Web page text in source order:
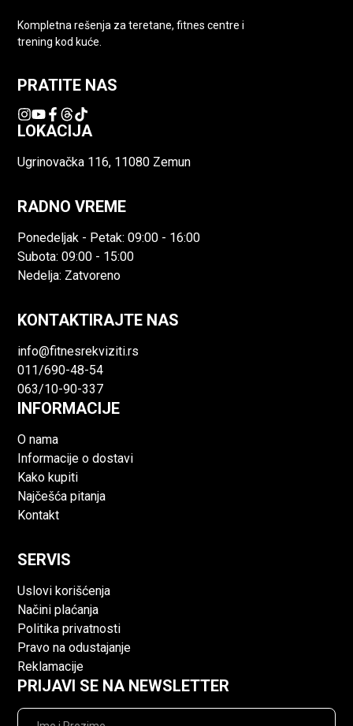
Kompletna rešenja za teretane, fitnes centre i
trening kod kuće.
PRATITE NAS
LOKACIJA
Ugrinovačka 116, 11080 Zemun
RADNO VREME
Ponedeljak - Petak: 09:00 - 16:00
Subota: 09:00 - 15:00
Nedelja: Zatvoreno
KONTAKTIRAJTE NAS
info@fitnesrekviziti.rs
011/690-48-54
063/10-90-337
INFORMACIJE
O nama
Informacije o dostavi
Kako kupiti
Najčešća pitanja
Kontakt
SERVIS
Uslovi korišćenja
Načini plaćanja
Politika privatnosti
Pravo na odustajanje
Reklamacije
PRIJAVI SE NA NEWSLETTER